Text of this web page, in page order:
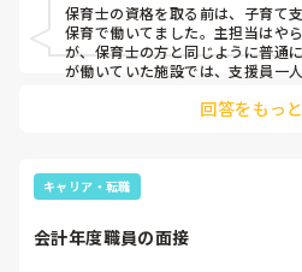
保育士の資格を取る前は、子育て
保育で働いてました。主担当はや
が、保育士の方と同じように普通
が働いていた施設では、支援員一
回答をもっ
キャリア・転職
会計年度職員の面接